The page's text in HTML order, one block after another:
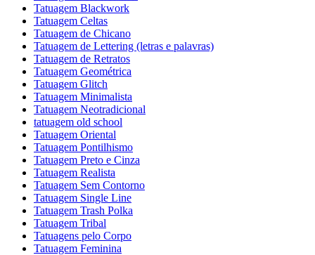
Tatuagem Blackwork
Tatuagem Celtas
Tatuagem de Chicano
Tatuagem de Lettering (letras e palavras)
Tatuagem de Retratos
Tatuagem Geométrica
Tatuagem Glitch
Tatuagem Minimalista
Tatuagem Neotradicional
tatuagem old school
Tatuagem Oriental
Tatuagem Pontilhismo
Tatuagem Preto e Cinza
Tatuagem Realista
Tatuagem Sem Contorno
Tatuagem Single Line
Tatuagem Trash Polka
Tatuagem Tribal
Tatuagens pelo Corpo
Tatuagem Feminina